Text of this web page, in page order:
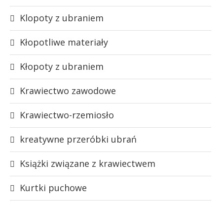
Klopoty z ubraniem
Kłopotliwe materiały
Kłopoty z ubraniem
Krawiectwo zawodowe
Krawiectwo-rzemiosło
kreatywne przeróbki ubrań
Książki związane z krawiectwem
Kurtki puchowe